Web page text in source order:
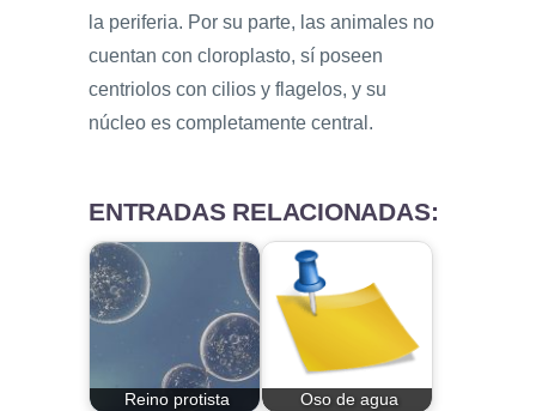
la periferia. Por su parte, las animales no
cuentan con cloroplasto, sí poseen
centriolos con cilios y flagelos, y su
núcleo es completamente central.
ENTRADAS RELACIONADAS:
Reino protista Oso de agua